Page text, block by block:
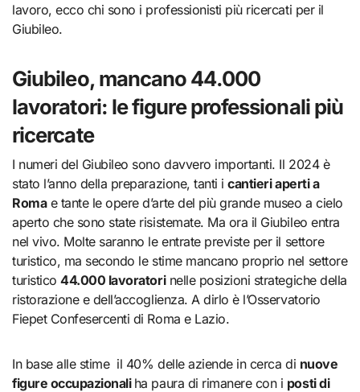
lavoro, ecco chi sono i professionisti più ricercati per il
Giubileo.
Giubileo, mancano 44.000
lavoratori: le figure professionali più
ricercate
I numeri del Giubileo sono davvero importanti. Il 2024 è
stato l’anno della preparazione, tanti icantieri aperti a
Romae tante le opere d’arte del più grande museo a cielo
aperto che sono state risistemate. Ma ora il Giubileo entra
nel vivo. Molte saranno le entrate previste per il settore
turistico, ma secondo le stime mancano proprio nel settore
turistico44.000 lavoratorinelle posizioni strategiche della
ristorazione e dell’accoglienza. A dirlo è l’Osservatorio
Fiepet Confesercenti di Roma e Lazio.
In base alle stime il 40% delle aziende in cerca di nuove
figure occupazionali ha paura di rimanere con i posti di